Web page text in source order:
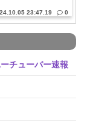
23:47.19 0
チューバー速報